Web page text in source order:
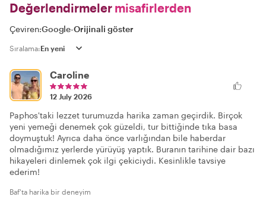
Değerlendirmeler misafirlerden
Çeviren:Google-Orijinali göster
Sıralama:
Caroline
12 July 2026
Paphos'taki lezzet turumuzda harika zaman geçirdik. Birçok
yeni yemeği denemek çok güzeldi, tur bittiğinde tıka basa
doymuştuk! Ayrıca daha önce varlığından bile haberdar
olmadığımız yerlerde yürüyüş yaptık. Buranın tarihine dair bazı
hikayeleri dinlemek çok ilgi çekiciydi. Kesinlikle tavsiye
ederim!
Baf'ta harika bir deneyim